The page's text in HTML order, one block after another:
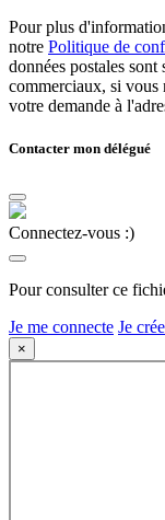
Pour plus
notre Politique de
données postales sont
commerciaux, si vous
votre demande à
Contacter mon délégué
Connectez-vous :)
Pour consulter ce
Je me connecte Je
×